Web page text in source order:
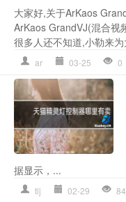
大家好,关于ArKaos
ArKaos GrandVJ(混合视
很多人还不知道,小勒来
ar 03-25 0
据显示，...
tlj 02-29